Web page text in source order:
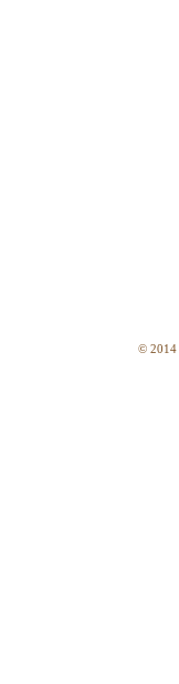
© 2014